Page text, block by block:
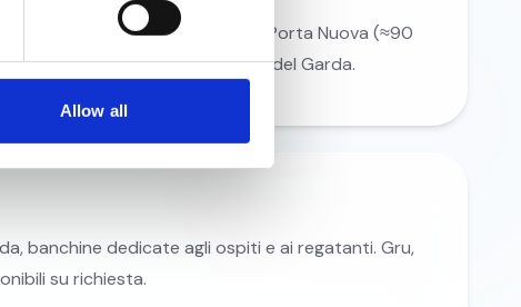
Allow all
Rovereto (≈22 km) o di Verona Porta Nuova (≈90
in bus o auto fino a Riva del Garda.
banchine dedicate agli ospiti e ai regatanti. Gru,
su richiesta.